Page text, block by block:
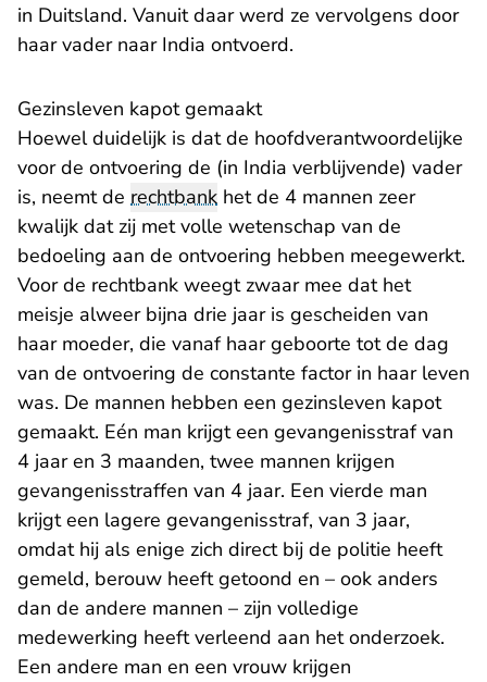
in Duitsland. Vanuit daar werd ze vervolgens door
haar vader naar India ontvoerd.
Gezinsleven kapot gemaakt
Hoewel duidelijk is dat de hoofdverantwoordelijke
voor de ontvoering de (in India verblijvende) vader
is, neemt de rechtbank het de 4 mannen zeer
kwalijk dat zij met volle wetenschap van de
bedoeling aan de ontvoering hebben meegewerkt.
Voor de rechtbank weegt zwaar mee dat het
meisje alweer bijna drie jaar is gescheiden van
haar moeder, die vanaf haar geboorte tot de dag
van de ontvoering de constante factor in haar leven
was. De mannen hebben een gezinsleven kapot
gemaakt. Eén man krijgt een gevangenisstraf van
4 jaar en 3 maanden, twee mannen krijgen
gevangenisstraffen van 4 jaar. Een vierde man
krijgt een lagere gevangenisstraf, van 3 jaar,
omdat hij als enige zich direct bij de politie heeft
gemeld, berouw heeft getoond en – ook anders
dan de andere mannen – zijn volledige
medewerking heeft verleend aan het onderzoek.
Een andere man en een vrouw krijgen